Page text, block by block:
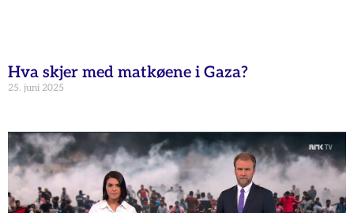
Hva skjer med matkøene i Gaza?
25. juni 2025